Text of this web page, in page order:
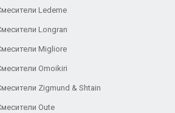
Ledeme
Longran
Migliore
Omoikiri
Zigmund & Shtain
Oute